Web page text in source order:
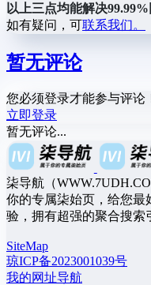
以上三点均能解决
如有疑问，可联系我们。
暂无评论
您必须登录才能参与评论
立即登录
暂无评论...
柒导航（
你的专属柒始页，给您最
验，拥有超强的聚合搜索
SiteMap
琼ICP备2023001039号
我的网址导航